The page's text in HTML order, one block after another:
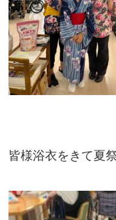
皆様浴衣をきて夏